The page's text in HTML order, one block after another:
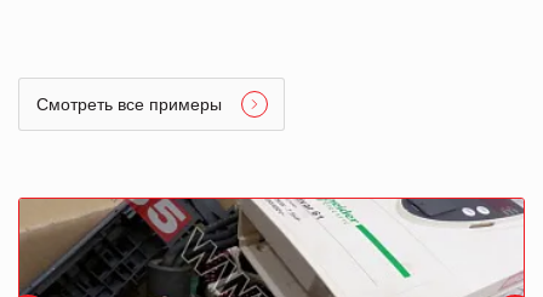
Смотреть все примеры